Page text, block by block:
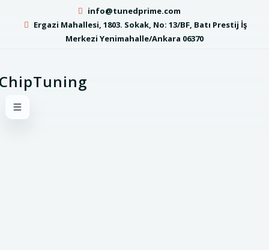
info@tunedprime.com
Ergazi Mahallesi, 1803. Sokak, No: 13/BF, Batı Prestij İş
Merkezi Yenimahalle/Ankara 06370